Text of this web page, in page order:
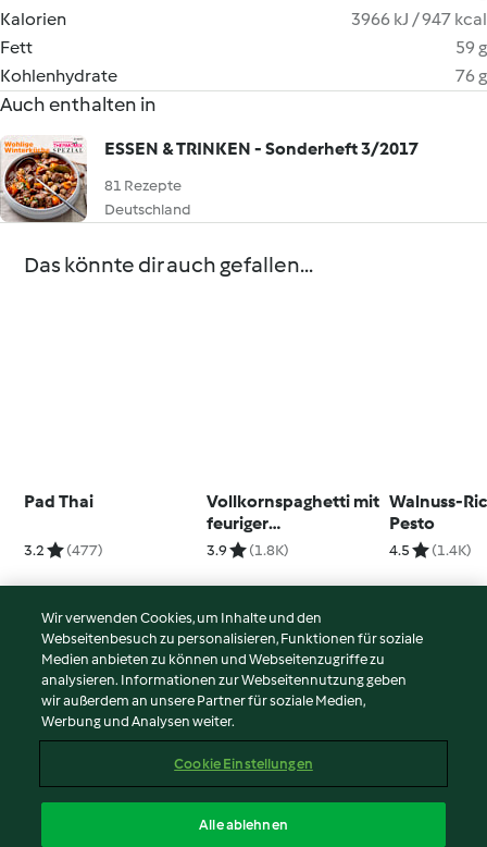
Kalorien
3966 kJ / 947 kcal
Fett
59 g
Kohlenhydrate
76 g
Auch enthalten in
ESSEN & TRINKEN - Sonderheft 3/2017
81 Rezepte
Deutschland
Das könnte dir auch gefallen...
Pad Thai
3.2 (477)
Vollkornspaghetti mit
feuriger
Erdnusssauce
3.9 (1.8K)
Walnuss-
Pesto
4.5 (1.4K)
© Copyright 2026
Nutzungsbedingungen
Datenschutzrichtlinien
Impressum
Inhalt melden
Wir verwenden Cookies, um Inhalte und den
Webseitenbesuch zu personalisieren, Funktionen für soziale
Medien anbieten zu können und Webseitenzugriffe zu
analysieren. Informationen zur Webseitennutzung geben
wir außerdem an unsere Partner für soziale Medien,
Werbung und Analysen weiter.
Cookie Einstellungen
Alle ablehnen